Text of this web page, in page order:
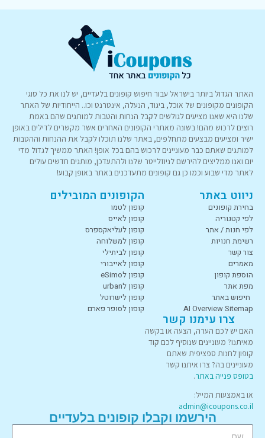
האתר הגדול ביותר בישראל עבור חיפוש קופונים בלעדיים, יש לנו את כל סוגי
הקופונים מקופונים של אוכל, ביגוד, הנעלה, אינטרנט וכו.. הייחודיות של האתר
שלנו היא שאנו מציעים לגולשים לקבל הנחות והטבות למותגים שהם באמת
רוצים לרכוש מהם! בשונה מאתרי הקופונים האחרים אשר מקשרים לדילים באופן
ישיר ומציעים מבצעים מתחלפים, באתר שלנו תוכלו לקבל את ההנחות וההטבות
למותגים שאתם כבר מעוניינים לרכוש בהם בכל אופן! האתר ממשיך לגדול מדי
יום ואנו ממליצים להירשם לניוזלייטר שלנו ולהתעדכן, מותגים חדשים עולים
לאתר מדי שבוע וכמו כן גם קופונים מתעדכנים באתר באופן קבוע!
ניווט באתר
בחירת קופונים
לפי קטגוריה
לפי חנות / אתר
רשימת חנויות
צור קשר
מאמרים
הוספת קופון
מפת אתר
חיפוש באתר
AI Overview Sitemap
הקופונים המובילים
קופון לטמו
קופון לאייס
קופון לעליאקספרס
קופון למשלוחה
קופון לביתילי
קופון לאייבורי
קופון לeSimo
קופון לurban
קופון לישרוטל
קופון לסופר פארם
צרו עימנו קשר
האם יש לכם הערה, הצעה או בקשה
מאיתנו? מעוניינים שנוסיף לכם קוד
קופון לחנות ספציפית שאתם
מעוניינים בה? צרו איתנו קשר
בטופס פנייה באתר.
או באמצעות המייל:
admin@icoupons.co.il
הירשמו וקבלו קופונים בלעדיים